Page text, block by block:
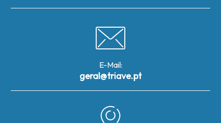
E-Mail:
geral@triave.pt